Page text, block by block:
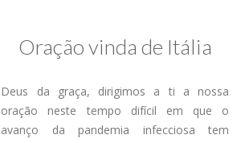
Oração vinda de Itália
Deus da graça, dirigimos a ti a nossa
oração neste tempo difícil em que o
avanço da pandemia infecciosa tem